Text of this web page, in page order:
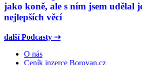
jako koně, ale s ním jsem udělal
nejlepších věcí
další Podcasty ⇢
O nás
Ceník inzerce Borovan.cz